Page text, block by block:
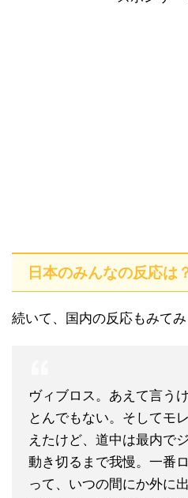
日本のみんなの反応は
続いて、国内の反応もみてみ
ヴィブロス。あえて言う
とんでもない。そしてモ
えたけど、道中は最内で
動き切るまで我慢。一番
って、いつの間にか外に